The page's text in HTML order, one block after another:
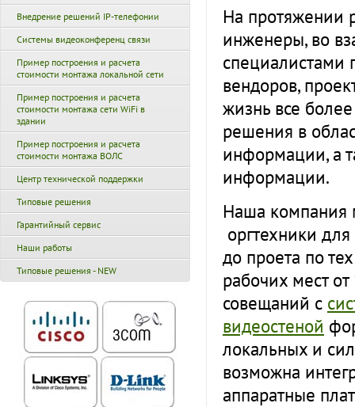
Внедрение решений IP-телефонии
Системы видеоконференц связи
Пример построения и расчета
стоимости монтажа локальной сети
Пример построения и расчета
стоимости монтажа сети WiFi в
здании
Пример построения и расчета
стоимости монтажа ВОЛС
Центр технической поддержки
Типовые решения
Гарантийный сервис
Наши работы
Типовые решения - NEW
На протяжении
инженеры, во
специалистами
вендоров,
жизнь все
решения в
информации, а
информации.
Наша компания
оргтехники
до проета по
рабочих мест
совещаний с
видеостеной
локальных и
возможна
аппаратные